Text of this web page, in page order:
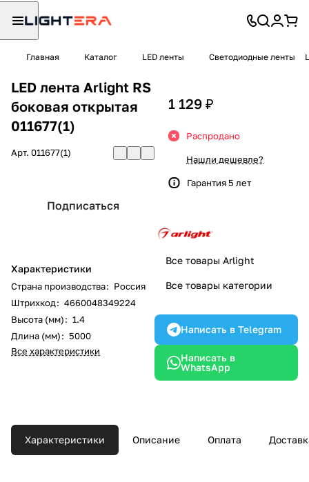
Главная Каталог LED ленты Светодиодные ленты
LED лента Arlight RS
боковая открытая
011677(1)
Арт. 011677(1)
Подписаться
Характеристики
Страна производства: Россия
Штрихкод: 4660048349224
Высота (мм): 1.4
Длина (мм): 5000
Все характеристики
1 129 ₽
Распродано
Нашли дешевле?
Гарантия 5 лет
Все товары Arlight
Все товары категории
Написать в Telegram
Написать в
WhatsApp
Характеристики Описание Оплата